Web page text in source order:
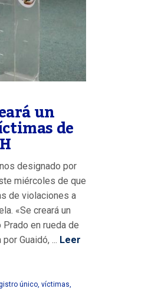
un
de
designado por
miércoles de que
de violaciones a
«Se creará un
en rueda de
Guaidó, ... Leer
único víctimas